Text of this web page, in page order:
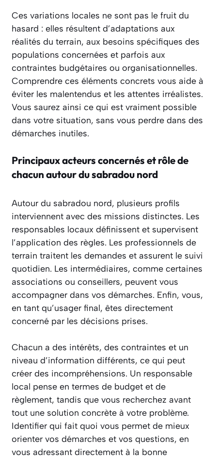
Ces variations locales ne sont pas le fruit du
hasard : elles résultent d’adaptations aux
réalités du terrain, aux besoins spécifiques des
populations concernées et parfois aux
contraintes budgétaires ou organisationnelles.
Comprendre ces éléments concrets vous aide à
éviter les malentendus et les attentes irréalistes.
Vous saurez ainsi ce qui est vraiment possible
dans votre situation, sans vous perdre dans des
démarches inutiles.
Principaux acteurs concernés et rôle de
chacun autour du sabradou nord
Autour du sabradou nord, plusieurs profils
interviennent avec des missions distinctes. Les
responsables locaux définissent et supervisent
l’application des règles. Les professionnels de
terrain traitent les demandes et assurent le suivi
quotidien. Les intermédiaires, comme certaines
associations ou conseillers, peuvent vous
accompagner dans vos démarches. Enfin, vous,
en tant qu’usager final, êtes directement
concerné par les décisions prises.
Chacun a des intérêts, des contraintes et un
niveau d’information différents, ce qui peut
créer des incompréhensions. Un responsable
local pense en termes de budget et de
règlement, tandis que vous recherchez avant
tout une solution concrète à votre problème.
Identifier qui fait quoi vous permet de mieux
orienter vos démarches et vos questions, en
vous adressant directement à la bonne